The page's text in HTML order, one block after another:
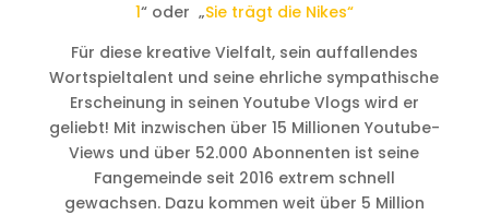
1“ oder „Sie trägt die Nikes“
Für diese kreative Vielfalt, sein auffallendes
Wortspieltalent und seine ehrliche sympathische
Erscheinung in seinen Youtube Vlogs wird er
geliebt! Mit inzwischen über 15 Millionen Youtube-
Views und über 52.000 Abonnenten ist seine
Fangemeinde seit 2016 extrem schnell
gewachsen. Dazu kommen weit über 5 Million